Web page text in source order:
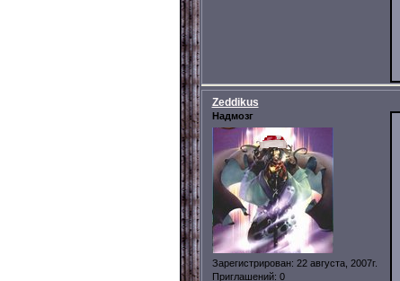
Zeddikus
Надмозг
Зарегистрирован: 22 августа, 2007г.
Приглашений: 0